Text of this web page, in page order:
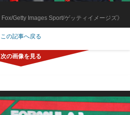
Fox/Getty Images Sport/ゲッティイメージズ》
この記事へ戻る